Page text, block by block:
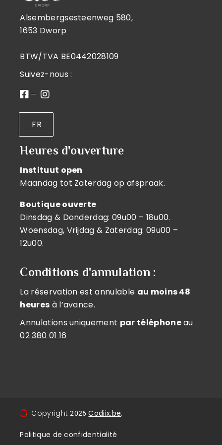
Alsembergsesteenweg 580,
1653 Dworp
BTW/TVA BE0442028109
Suivez-nous :
FR
Heures d'ouverture
Instituut open
Maandag tot Zaterdag op afspraak.
Boutique ouverte
Dinsdag & Donderdag: 09u00 – 18u00.
Woensdag, Vrijdag & Zaterdag: 09u00 –
12u00.
Conditions d'annulation :
La réservation est annulable au moins 48
heures à l’avance.
Annulations uniquement par téléphoneau
02 380 01 16
Copyright 2026 Codiix.be.
Politique de confidentialité